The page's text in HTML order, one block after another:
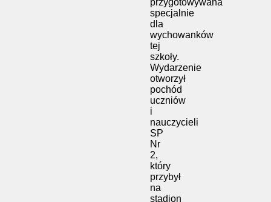
specjalnie
dla
wychowanków
tej
szkoły.
Wydarzenie
otworzył
pochód
uczniów
i
nauczycieli
SP
Nr
2,
który
przybył
na
stadion